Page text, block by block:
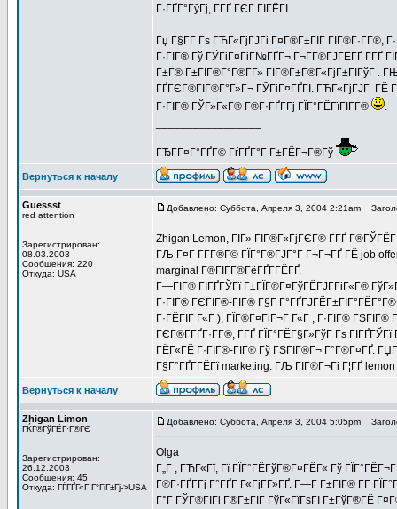
Г·ГҐГ°ГўГј, Г­ГҐ ГЄГ ГІГЁГІ.
Гџ Г§Г­Г Гѕ ГЋГ«ГјГЈГі Г¤Г®Г±ГІГ ГІГ®Г·Г­Г®,
Г·ГІГ® Гў ГЎГіГ¤ГіГ№ГҐГ¬ Г¬Г­Г®ГЈГЁГҐ Г­ГҐ
Г±Г® Г±ГІГ®Г°Г®Г­Г» ГЇГ®Г±Г®Г«ГјГ±ГІГўГ .
ГҐГЄГ®ГІГ®Г°Г»Г¬ ГЎГіГ¤ГҐГІ. ГЋГ«ГјГЈГ
Г·ГІГ® ГЎГ»Г«Г® Г®Г·ГҐГ­Гј ГЇГ°ГЁГїГІГ­Г®
.
ГЂГ­Г¤Г°ГҐГ© ГѓГҐГ°Г Г±ГЁГ¬Г®Гў
Вернуться к началу
Guessst
red attention
Зарегистрирован:
08.03.2003
Сообщения: 220
Откуда: USA
Добавлено: Суббота, Апреля 3, 2004 2:21am
Zhigan Lemon, ГІГ» ГІГ®Г«ГјГЄГ® Г­ГҐ
ГЉ Г¤Г Г­Г­Г®Г© ГЇГ°Г®ГЈГ°Г Г¬Г¬ГҐ ГЁ job
marginal Г®ГІГ­Г®ГёГҐГ­ГЁГҐ.
Г—ГІГ® ГІГҐГЎГї Г±ГЇГ®Г¤ГўГЁГЈГ­ГіГ«Г®
Г·ГІГ® ГЄГІГ®-ГІГ® Г§Г
Г·ГЁГІГ Г«Г ), ГЇГ®Г¤ГіГ¬Г Г«Г , Г·ГІГ®
ГЄГ®Г­ГҐГ·Г­Г®, Г­ГҐ ГЇГ°ГЁГ§Г»ГўГ Гѕ
ГЁГ«ГЁ Г·ГІГ®-ГІГ® Гў ГЅГІГ®Г¬ Г°Г®Г¤ГҐ.
Г§Г°ГҐГ­ГЁГї marketing. ГЉ ГІГ®Г¬Гі Г¦ГҐ
Вернуться к началу
Zhigan Limon
ГЌГ®ГўГЁГ·Г®ГЄ
Зарегистрирован:
26.12.2003
Сообщения: 45
Откуда: ГЃГҐГ«Г Г°ГіГ±Гј->USA
Добавлено: Суббота, Апреля 3, 2004 5:05pm
Olga
Г„Г , ГЋГ«Гї, Гї ГЇГ°ГЁГўГ®Г¤ГЁГ« Гў
Г®Г·ГҐГ­Гј Г°ГҐГ Г«ГјГ­Г»ГҐ. Г—Г Г±ГІГ® Г­Г
Г°Г ГЎГ®ГІГі Г®Г±ГІГ ГўГ«ГїГѕГІ Г±ГўГ®ГЁ